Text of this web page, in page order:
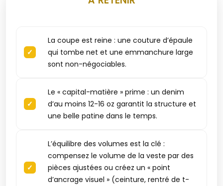
La coupe est reine : une couture d’épaule
qui tombe net et une emmanchure large
sont non-négociables.
Le « capital-matière » prime : un denim
d’au moins 12-16 oz garantit la structure et
une belle patine dans le temps.
L’équilibre des volumes est la clé :
compensez le volume de la veste par des
pièces ajustées ou créez un « point
d’ancrage visuel » (ceinture, rentré de t-